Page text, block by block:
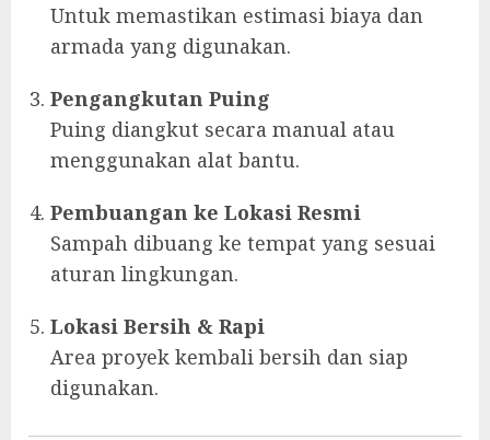
Untuk memastikan estimasi biaya dan
armada yang digunakan.
Pengangkutan Puing
Puing diangkut secara manual atau
menggunakan alat bantu.
Pembuangan ke Lokasi Resmi
Sampah dibuang ke tempat yang sesuai
aturan lingkungan.
Lokasi Bersih & Rapi
Area proyek kembali bersih dan siap
digunakan.